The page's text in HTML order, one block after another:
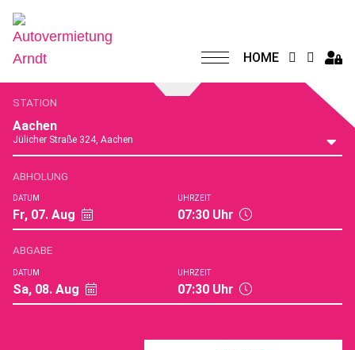
HOME
STATION
Aachen
Jülicher Straße 324, Aachen
ABHOLUNG
DATUM
Fr, 07. Aug
UHRZEIT
07:30 Uhr
ABGABE
DATUM
Sa, 08. Aug
UHRZEIT
07:30 Uhr